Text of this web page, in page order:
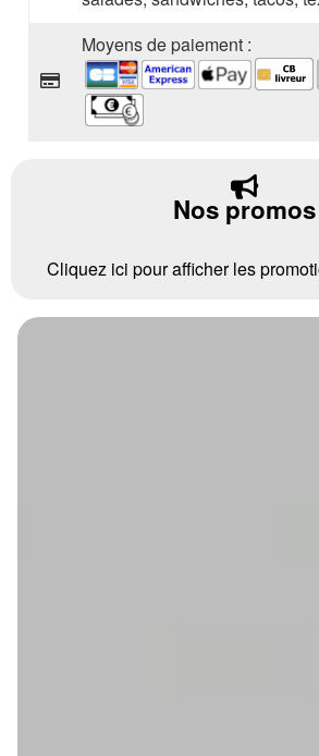
Moyens de paiement :
Nos promos
Cliquez ici pour afficher les